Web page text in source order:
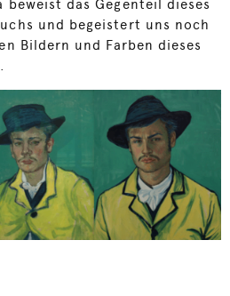
beweist das Gegenteil dieses
und begeistert uns noch
Bildern und Farben dieses